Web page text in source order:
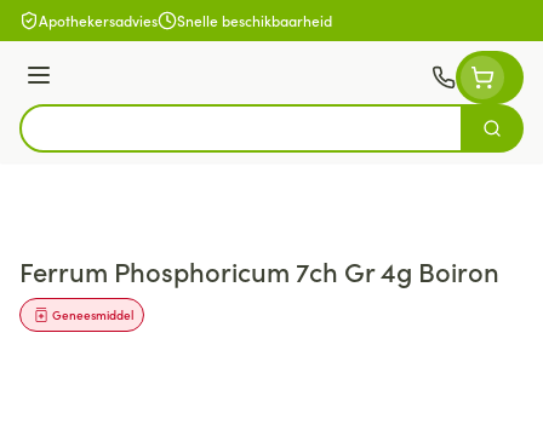
Ga naar de inhoud
Apothekersadvies Snelle beschikbaarheid
Menu
Product, merk, categorie...
Zoek
Ferrum Phosphoricum 7ch Gr 4g Boiron
Geneesmiddel